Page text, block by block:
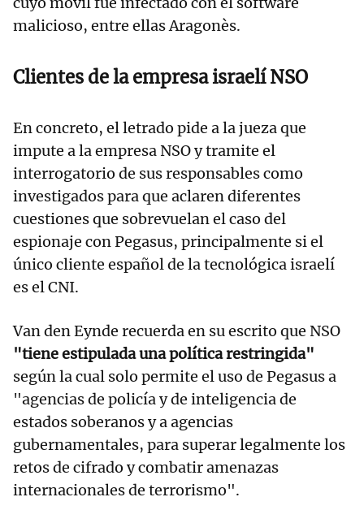
malicioso, entre ellas Aragonès.
Clientes de la empresa israelí NSO
En concreto, el letrado pide a la jueza que
impute a la empresa NSO y tramite el
interrogatorio de sus responsables como
investigados para que aclaren diferentes
cuestiones que sobrevuelan el caso del
espionaje con Pegasus, principalmente si el
único cliente español de la tecnológica israelí
es el CNI.
Van den Eynde recuerda en su escrito que NSO
"tiene estipulada una política restringida"
según la cual solo permite el uso de Pegasus a
"agencias de policía y de inteligencia de
estados soberanos y a agencias
gubernamentales, para superar legalmente los
retos de cifrado y combatir amenazas
internacionales de terrorismo".